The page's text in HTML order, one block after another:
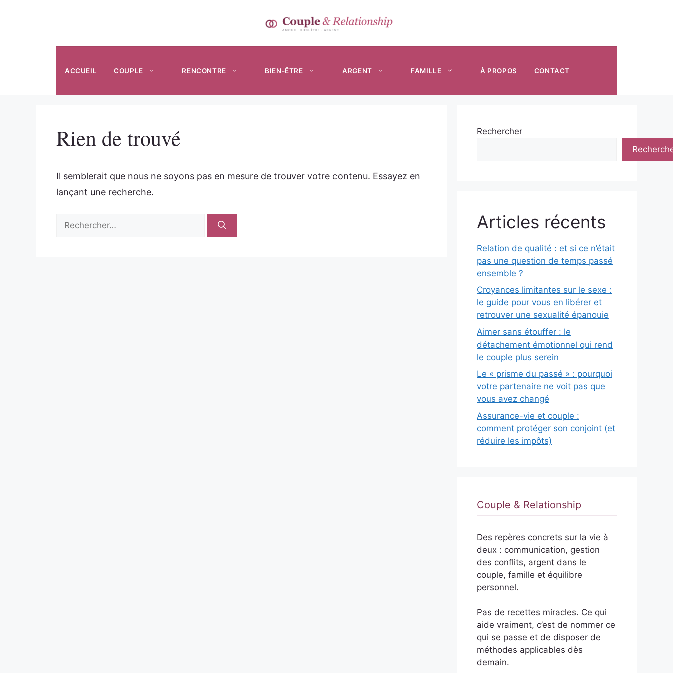
ACCUEIL COUPLE RENCONTRE BIEN-ÊTRE ARGENT FAMILLE À PROPOS CONTACT
Rien de trouvé
Il semblerait que nous ne soyons pas en mesure de trouver votre contenu. Essayez en
lançant une recherche.
Rechercher :
Rechercher
Articles récents
Relation de qualité : et si ce n’était
pas une question de temps passé
ensemble ?
Croyances limitantes sur le sexe :
le guide pour vous en libérer et
retrouver une sexualité épanouie
Aimer sans étouffer : le
détachement émotionnel qui rend
le couple plus serein
Le « prisme du passé » : pourquoi
votre partenaire ne voit pas que
vous avez changé
Assurance-vie et couple :
comment protéger son conjoint (et
réduire les impôts)
Couple & Relationship
Des repères concrets sur la vie à
deux : communication, gestion
des conflits, argent dans le
couple, famille et équilibre
personnel.
Pas de recettes miracles. Ce qui
aide vraiment, c’est de nommer ce
qui se passe et de disposer de
méthodes applicables dès
demain.